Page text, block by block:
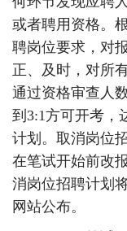
或者聘用资格。
聘岗位要求，对
正、及时，对所
通过资格审查人
到3:1方可开考，
计划。取消岗位
在笔试开始前改
消岗位招聘计划
网站公布。